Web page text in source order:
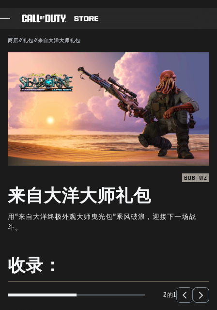
战斗通行证
使命召唤点数
装备商店
COMBAT BUILDS
游戏
新闻
电竞
登录|注册
商店//礼包//来自大洋大师礼包
兼容对象：
确认购买
取消
动视有权随时更新、替换或删除此游戏内容。
BO6 WZ
来自大洋大师礼包
用“来自大洋终极外观大师曳光包”乘风破浪，迎接下一场战
斗。
收录：
2的1